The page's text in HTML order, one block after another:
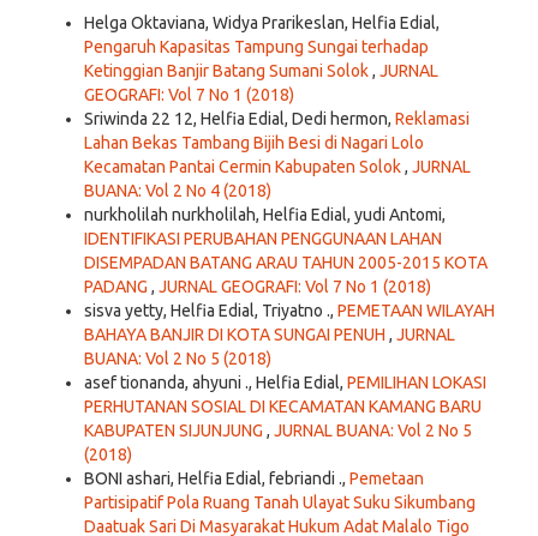
Helga Oktaviana, Widya Prarikeslan, Helfia Edial,
Pengaruh Kapasitas Tampung Sungai terhadap
Ketinggian Banjir Batang Sumani Solok, JURNAL
GEOGRAFI: Vol 7 No 1 (2018)
Sriwinda 22 12, Helfia Edial, Dedi hermon, Reklamasi
Lahan Bekas Tambang Bijih Besi di Nagari Lolo
Kecamatan Pantai Cermin Kabupaten Solok, JURNAL
BUANA: Vol 2 No 4 (2018)
nurkholilah nurkholilah, Helfia Edial, yudi Antomi,
IDENTIFIKASI PERUBAHAN PENGGUNAAN LAHAN
DISEMPADAN BATANG ARAU TAHUN 2005-2015 KOTA
PADANG , JURNAL GEOGRAFI: Vol 7 No 1 (2018)
sisva yetty, Helfia Edial, Triyatno ., PEMETAAN WILAYAH
BAHAYA BANJIR DI KOTA SUNGAI PENUH , JURNAL
BUANA: Vol 2 No 5 (2018)
asef tionanda, ahyuni ., Helfia Edial, PEMILIHAN LOKASI
PERHUTANAN SOSIAL DI KECAMATAN KAMANG BARU
KABUPATEN SIJUNJUNG , JURNAL BUANA: Vol 2 No 5
(2018)
BONI ashari, Helfia Edial, febriandi ., Pemetaan
Partisipatif Pola Ruang Tanah Ulayat Suku Sikumbang
Daatuak Sari Di Masyarakat Hukum Adat Malalo Tigo